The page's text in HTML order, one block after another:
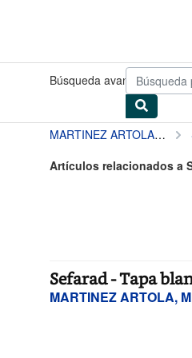
Búsqueda avanzada
MARTINEZ ARTOLA, MIGUEL ANGEL
Artículos relacionados a
Sefarad - Tapa
MARTINEZ ARTOLA,